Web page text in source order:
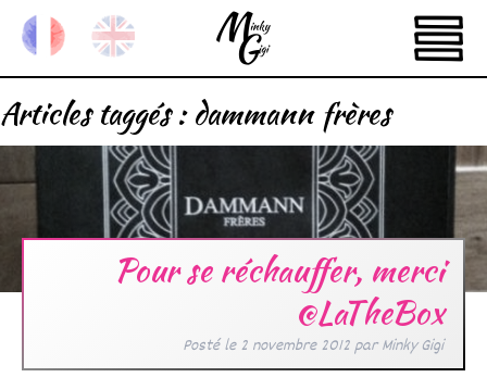
Articles taggés :dammann frères
Pour se réchauffer, merci
@LaTheBox
Posté le2 novembre 2012parMinky Gigi